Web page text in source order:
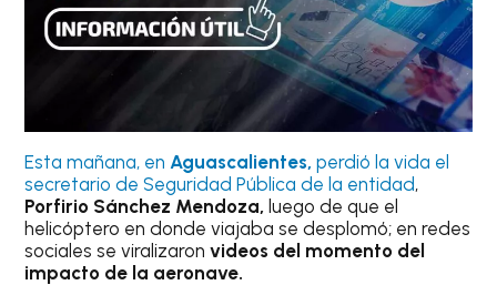
Esta mañana, en Aguascalientes,perdió la vida el
secretario de Seguridad Pública de la entidad,
Porfirio Sánchez Mendoza, luego de que el
helicóptero en donde viajaba se desplomó; en redes
sociales se viralizaronvideos del momento del
impacto de la aeronave.